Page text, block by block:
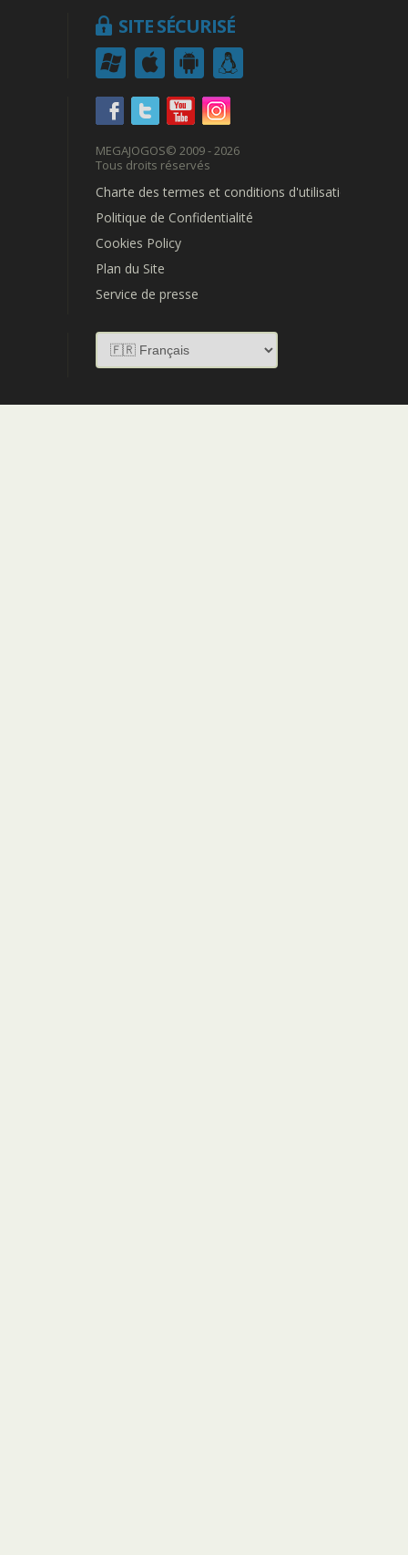
SITE SÉCURISÉ
MEGAJOGOS© 2009 - 2026
Tous droits réservés
Charte des termes et conditions d'utilisation
Politique de Confidentialité
Cookies Policy
Plan du Site
Service de presse